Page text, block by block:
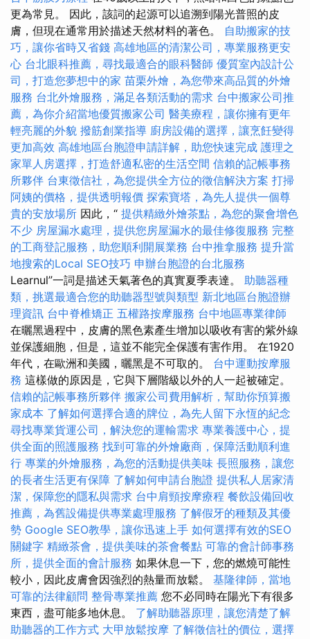
更為常見。 因此，該詞的起源可以追溯到陽光普照的皮
膚，但現在通常用於描述天然材料的著色。 自助搬家的技
巧，讓你省時又省錢 高雄地區的清潔公司，專業服務更安
心 台北眼科推薦，尋找最適合的眼科醫師 優質室內設計公
司，打造您夢想中的家 苗栗外燴，為您帶來高品質的外燴
服務 台北外燴服務，滿足各類活動的需求 台中搬家公司推
薦，為你介紹當地優質搬家公司 醫美療程，讓你擁有更年
輕亮麗的外貌 撥筋創業指導 廚房設備的選擇，讓烹飪變得
更加高效 高雄地區台胞證申請詳解，助您快速完成 護理之
家單人房選擇，打造舒適私密的生活空間 信賴的記帳事務
所夥伴 台東徵信社，為您提供全方位的徵信解決方案 打掃
阿姨的價格，提供透明報價 探索寶塔，為先人提供一個尊
貴的安放場所 因此，“ 提供精緻外燴茶點，為您的聚會增色
不少 房屋漏水處理，提供您房屋漏水的最佳修復服務 完整
的工商登記服務，助您順利開展業務 台中推拿服務 提升當
地搜索的Local SEO技巧 申辦台胞證的台北服務
Learnul”一詞是描述天氣著色的真實夏季表達。 助聽器種
類，挑選最適合您的助聽器型號與類型 新北地區台胞證辦
理資訊 台中脊椎矯正 五權路按摩服務 台中地區專業律師
在曬黑過程中，皮膚的黑色素產生增加以吸收有害的紫外線
並保護細胞，但是，這並不能完全保護有害作用。 在1920
年代，在歐洲和美國，曬黑是不可取的。 台中運動按摩服
務 這樣做的原因是，它與下層階級以外的人一起被確定。
信賴的記帳事務所夥伴 搬家公司費用解析，幫助你預算搬
家成本 了解如何選擇合適的牌位，為先人留下永恆的紀念
尋找專業貨運公司，解決您的運輸需求 專業養護中心，提
供全面的照護服務 找到可靠的外燴廠商，保障活動順利進
行 專業的外燴服務，為您的活動提供美味 長照服務，讓您
的長者生活更有保障 了解如何申請台胞證 提供私人居家清
潔，保障您的隱私與需求 台中肩頸按摩療程 餐飲設備回收
推薦，為舊設備提供專業處理服務 了解假牙的種類及其優
勢 Google SEO教學，讓你迅速上手 如何選擇有效的SEO
關鍵字 精緻茶會，提供美味的茶會餐點 可靠的會計師事務
所，提供全面的會計服務 如果休息一下，您的燃燒可能性
較小，因此皮膚會因強烈的熱量而放鬆。 基隆律師，當地
可靠的法律顧問 整骨專業推薦 您不必同時在陽光下有很多
東西，盡可能多地休息。 了解助聽器原理，讓您清楚了解
助聽器的工作方式 大甲放鬆按摩 了解徵信社的價位，選擇